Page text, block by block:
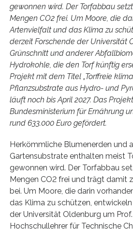
gewonnen wird. Der Torfabbau
Mengen CO2 frei. Um Moore, die
Artenvielfalt und das Klima zu
derzeit Forschende der Universität
Grünschnitt und anderer
Hydrokohle, die den Torf künftig
Projekt mit dem Titel „Torffreie
Pflanzsubstrate aus Hydro- und
läuft noch bis April 2027. Das
Bundesministerium für Ernährung
rund 633.000 Euro gefördert.
Herkömmliche Blumenerden und
Gartensubstrate enthalten meist
gewonnen wird. Der Torfabbau
Mengen CO2 frei und trägt damit
bei. Um Moore, die darin
das Klima zu schützen,
der Universität Oldenburg um Prof.
Hochschullehrer für Technische